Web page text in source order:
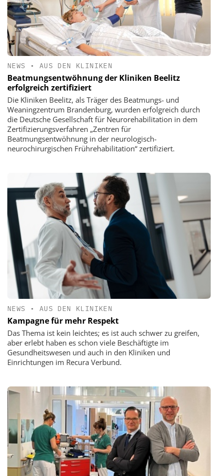
NEWS • AUS DEN KLINIKEN
Beatmungsentwöhnung der Kliniken Beelitz
erfolgreich zertifiziert
Die Kliniken Beelitz, als Träger des Beatmungs- und
Weaningzentrum Brandenburg, wurden erfolgreich durch
die Deutsche Gesellschaft für Neurorehabilitation in dem
Zertifizierungsverfahren „Zentren für
Beatmungsentwöhnung in der neurologisch-
neurochirurgischen Frührehabilitation“ zertifiziert.
NEWS • AUS DEN KLINIKEN
Kampagne für mehr Respekt
Das Thema ist kein leichtes; es ist auch schwer zu greifen,
aber erlebt haben es schon viele Beschäftigte im
Gesundheitswesen und auch in den Kliniken und
Einrichtungen im Recura Verbund.